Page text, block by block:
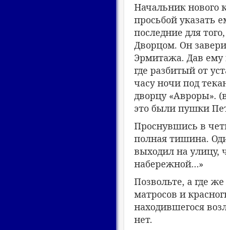
Начальник нового
просьбой указать
последние для
Дворцом. Он
Эрмитажа. Дав ему
где разбитый от
часу ночи под
дворцу «Авроры».
это были пушки
Проснувшись в
полная тишина.
выходил на улицу,
набережной…»
Позвольте, а где
матросов и
находившегося
нет.